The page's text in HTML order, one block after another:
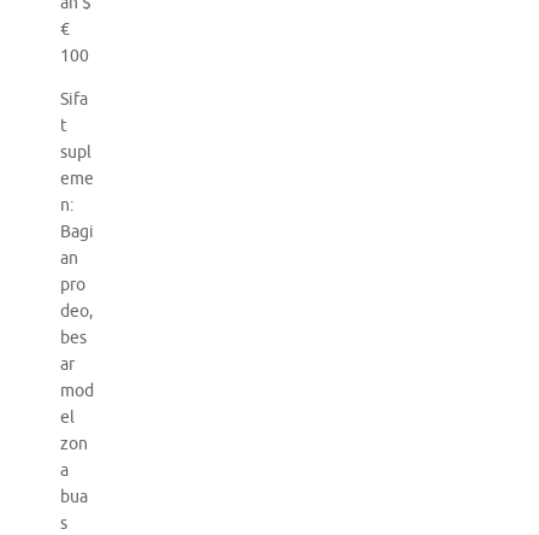
€
100
Sifa
t
supl
eme
n:
Bagi
an
pro
deo,
bes
ar
mod
el
zon
a
bua
s